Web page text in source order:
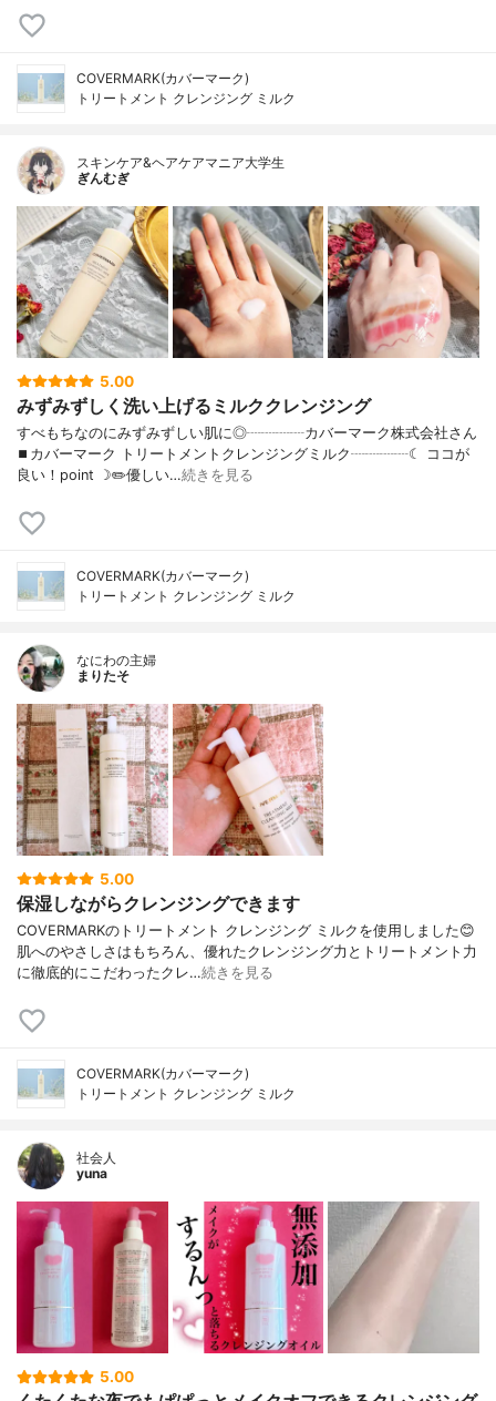
COVERMARK(カバーマーク)
トリートメント クレンジング ミルク
スキンケア&ヘアケアマニア大学生
ぎんむぎ
5.00
みずみずしく洗い上げるミルククレンジング
すべもちなのにみずみずしい肌に◎┈┈┈┈カバーマーク株式会社さん
⏹カバーマーク トリートメントクレンジングミルク┈┈┈┈☾ ココが
良い！point ☽✏️優しい…続きを見る
COVERMARK(カバーマーク)
トリートメント クレンジング ミルク
なにわの主婦
まりたそ
5.00
保湿しながらクレンジングできます
COVERMARKのトリートメント クレンジング ミルクを使用しました😊
肌へのやさしさはもちろん、優れたクレンジング力とトリートメント力
に徹底的にこだわったクレ…続きを見る
COVERMARK(カバーマーク)
トリートメント クレンジング ミルク
社会人
yuna
5.00